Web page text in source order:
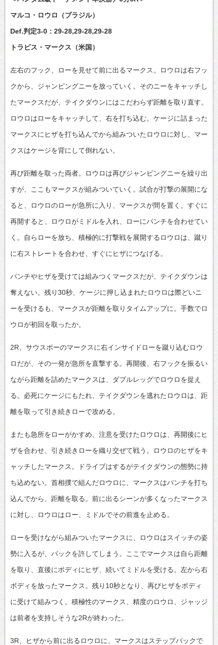
マルコ・ロウロ（ブラジル）
Def.判定3-0：29-28,29-28,29-28
トラビス・マークス（米国）
左右のフック、ローを見せて前に出るマークス。ロウロは右フッ
クから、ジャンピングニーを放っていく。そのニーをキャッチし
たマークスだが、テイクダウンにはこだわらず距離を取り直す。
ロウロはローをキャッチして、右を打ち込む。ケージに詰まった
マークスにヒザを打ち込んでから組みついたロウロに対し、マー
クスはケージを背にして倒れない。
再び距離を取った両者。ロウロは再びジャンピングニーを繰り出
すが、ここもマークスが組みついていく。試合が打撃の展開にな
ると、ロウロのローが急所に入り、マークスが間を置く。すぐに
再開すると、ロウロがミドルを入れ、ローにパンチを合わせてい
く。自らローを放ち、積極的に打撃戦を展開するロウロは、蹴り
に右ストレートを合わせ、すぐにヒザにつなげる。
パンチやヒザを受けては組みつくマークスだが、テイクダウンは
奪えない。残り30秒、ケージに押し込まれたロウロは際どいニ
ーを受けるも、マークスが距離を取りタイムアップに。手数でロ
ウロが初回を取ったか。
2R、サウスポーのマークスに右インサイドローを蹴り込むロウ
ロだが、その一発が急所を直撃する。再開後、右フックを振るい
ながら距離を詰めたマークスは、ダブルレッグでロウロを捉え
る。必死にケージにもたれ、テイクダウンを逃れたロウロは、距
離を取って引き続きローで攻める。
またも急所をローがかすめ、注意を受けたロウロは、再開後にヒ
ザを合わせ、引き続きローを織り交ぜて戦う。ロウロのヒザをキ
ャッチしたマークス。ドライブはするがテイクダウンの態勢に持
ち込めない。首相撲で組んだロウロに、マークスはパンチを打ち
込んでから、距離を取る。前に出るシーンが多くなったマークス
に対し、ロウロはロー、ミドルでその前進を止める。
ローを受けながら組みついたマークスに、ロウロはスイッチの姿
勢に入るが、バックを許してしまう。ここでマークスは自ら距離
を取り、直後にボディにヒザ、続いてミドルを受ける。左から右
ボディを放ったマークス。残り10秒となり、再びヒザをボディ
に受けて組みつく。積極性のマークス、精度のロウロ、ジャッジ
は前者を支持しそうな2Rが終わった。
3R、ヒザから前に出るロウロに、マークスはステップバックで